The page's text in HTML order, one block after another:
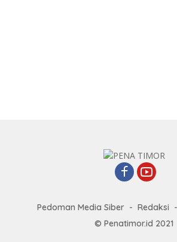
Pedoman Media Siber Redaksi
© Penatimor.id 2021